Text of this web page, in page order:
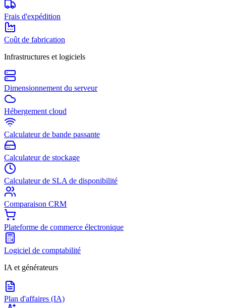
Frais d'expédition
Coût de fabrication
Infrastructures et logiciels
Dimensionnement du serveur
Hébergement cloud
Calculateur de bande passante
Calculateur de stockage
Calculateur de SLA de disponibilité
Comparaison CRM
Plateforme de commerce électronique
Logiciel de comptabilité
IA et générateurs
Plan d'affaires (IA)